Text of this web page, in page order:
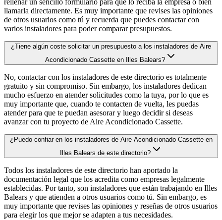
rellenar un sencillo formulario para que lo reciba la empresa o bien
llamarla directamente. Es muy importante que revises las opiniones
de otros usuarios como tú y recuerda que puedes contactar con
varios instaladores para poder comparar presupuestos.
¿Tiene algún coste solicitar un presupuesto a los instaladores de Aire
Acondicionado Cassette en Illes Balears?
No, contactar con los instaladores de este directorio es totalmente
gratuito y sin compromiso. Sin embargo, los instaladores dedican
mucho esfuerzo en atender solicitudes como la tuya, por lo que es
muy importante que, cuando te contacten de vuelta, les puedas
atender para que te puedan asesorar y luego decidir si deseas
avanzar con tu proyecto de Aire Acondicionado Cassette.
¿Puedo confiar en los instaladores de Aire Acondicionado Cassette en
Illes Balears de este directorio?
Todos los instaladores de este directorio han aportado la
documentación legal que los acredita como empresas legalmente
establecidas. Por tanto, son instaladores que están trabajando en Illes
Balears y que atienden a otros usuarios como tú. Sin embargo, es
muy importante que revises las opiniones y reseñas de otros usuarios
para elegir los que mejor se adapten a tus necesidades.